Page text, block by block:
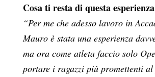
Cosa ti resta di questa
“Per me che adesso lavoro in
Mauro è stata una esperienza
ma ora come atleta faccio solo
portare i ragazzi più promettenti